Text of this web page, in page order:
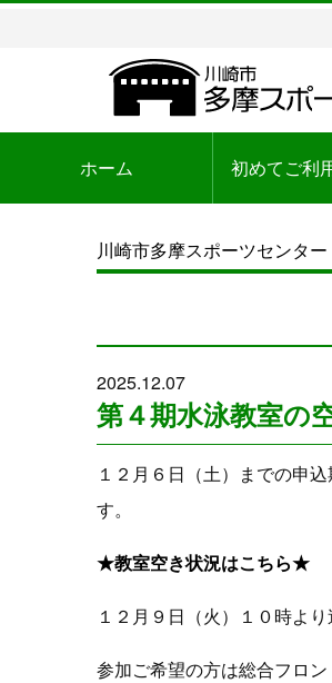
ホーム 初めてご利
川崎市多摩スポーツセンター
2025.12.07
第４期水泳教室の
１２月６日（土）までの申
す。
★教室空き状況はこちら★
１２月９日（火）１０時よ
参加ご希望の方は総合フロ